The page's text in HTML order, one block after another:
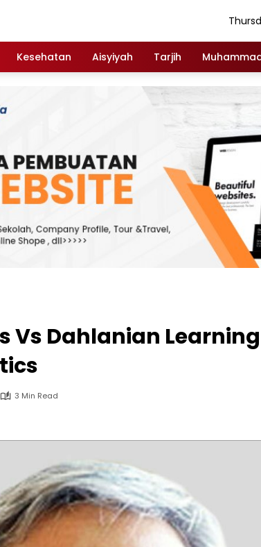
Kesehatan Aisyiyah Tarjih
Vs Dahlanian Learning
3 Min Read